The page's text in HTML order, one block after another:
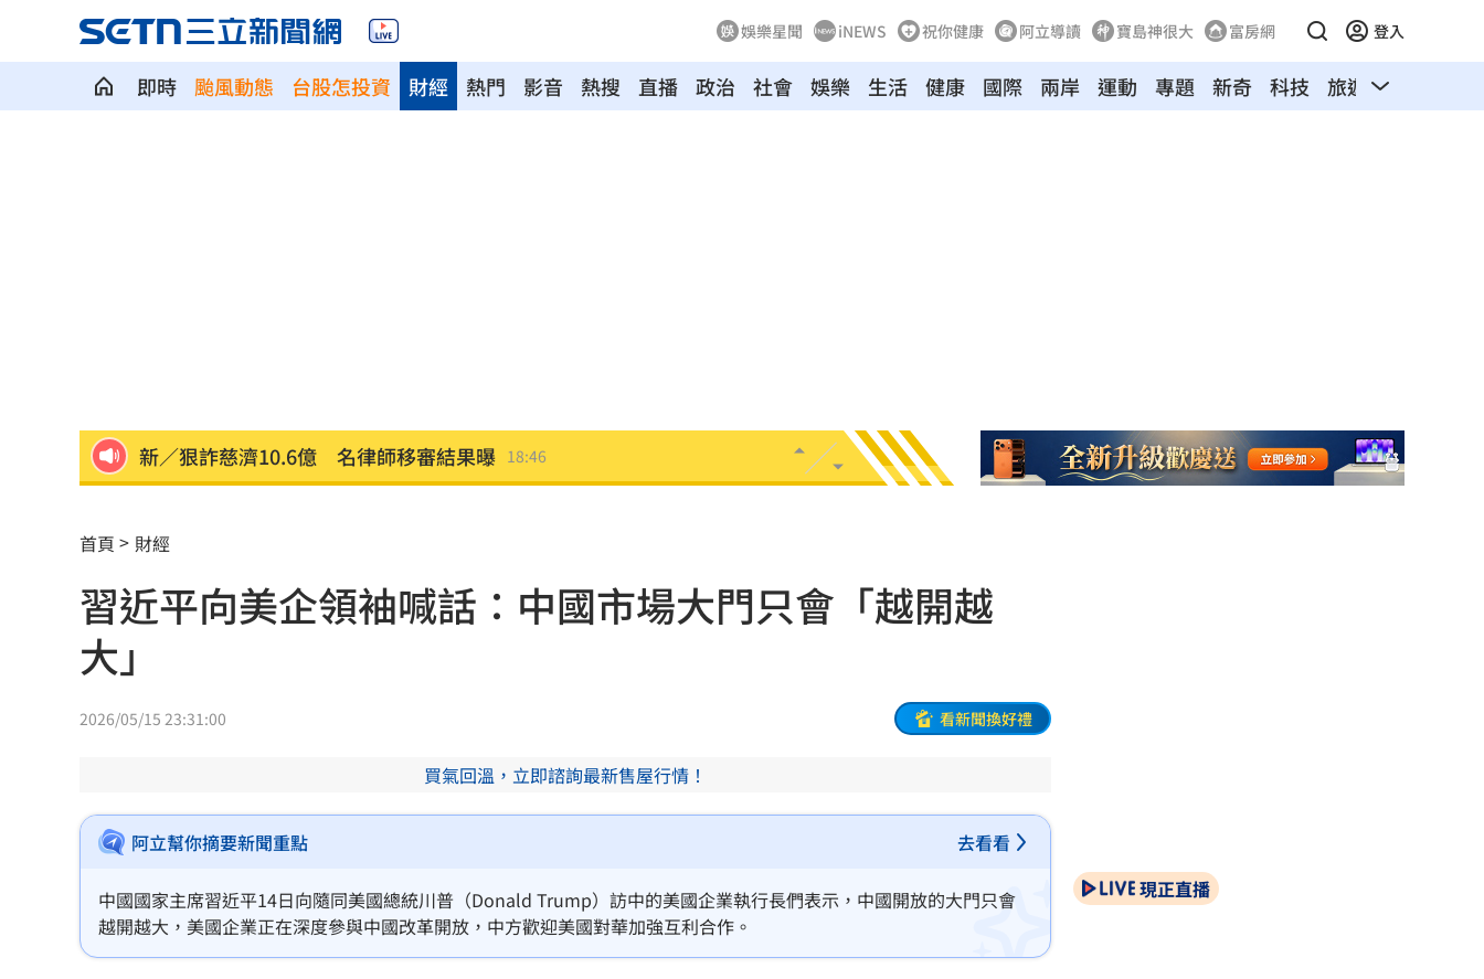
娛樂星聞 iNEWS 祝你健康 阿立導讀 寶島神很大 富房網 登入
即時 颱風動態 台股怎投資 熱門 影音 熱搜 直播 政治 社會 娛樂 生活 健康 國際 兩岸 運動
財經 專題 新奇 科技 旅遊 汽車
新／狠詐慈濟10.6億 名律師移審結果曝 18:46
詐慈濟10億破案關鍵！女律頻繁1動作露餡
柯文哲生日小編喊「說那4個字」留言翻車 18:38
陳冠偉體脂升高亮警訊 葉總無下二軍打算
Gmail將砍重要功能 官方：建議提前備份
梅西梅開二度 登北美聯賽盃歷史進球王 18:35
挖童骨後頻出意外 台積電嘉義廠請神鎮煞
這吃法頂呱呱「青花椒鹹酥雞＋角嗨」開賣 18:20
金曲男星突宣布「單飛」超狂新身分曝光 18:16
首頁 財經
習近平向美企領袖喊話：中國市場大門只會「越開越
大」
2026/05/15 23:31:00 看新聞換好禮
買氣回溫，立即諮詢最新售屋行情！
阿立幫你摘要新聞重點 去看看
中國國家主席習近平14日向隨同美國總統川普（Donald Trump）訪中的美國企業執行長們表示，中國開放的大門只會
越開越大，美國企業正在深度參與中國改革開放，中方歡迎美國對華加強互利合作。
現正直播